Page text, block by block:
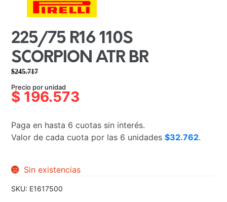
225/75 R16 110S
SCORPION ATR BR
$245.717
precio
original
$245.717.
precio
actual
$196.573.
Precio por unidad
$ 196.573
Paga en hasta 6 cuotas sin interés.
Valor de cada cuota por las 6 unidades$32.762.
Sin existencias
SKU: E1617500